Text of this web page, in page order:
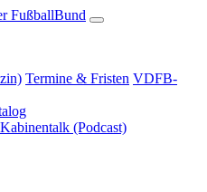
Termine & Fristen VDFB-
Kabinentalk (Podcast)